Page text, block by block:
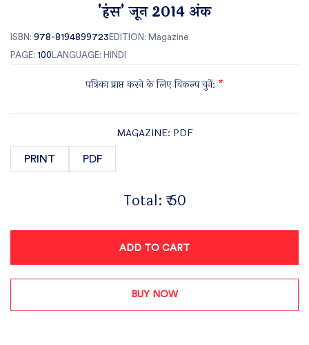
'हंंस' जून 2014 अंक
ISBN: 978-8194899723 EDITION: Magazine
PAGE: 100 LANGUAGE: HINDI
पत्रिका प्राप्त करने के लिए विकल्प चुनें: *
MAGAZINE: PDF
PRINT PDF
Total: ₹ 50
ADD TO CART
BUY NOW